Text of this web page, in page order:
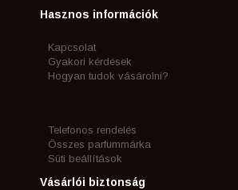
Hasznos információk
Kapcsolat
Gyakori kérdések
Hogyan tudok vásárolni?
Telefonos rendelés
Összes parfummárka
Süti beállítások
Vásárlói biztonság